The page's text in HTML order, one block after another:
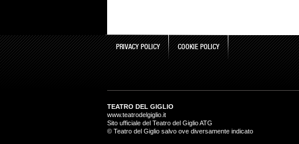
PRIVACY POLICY COOKIE POLICY
TEATRO DEL GIGLIO
www.teatrodelgiglio.it
Sito ufficiale del Teatro del Giglio ATG
© Teatro del Giglio salvo ove diversamente indicato